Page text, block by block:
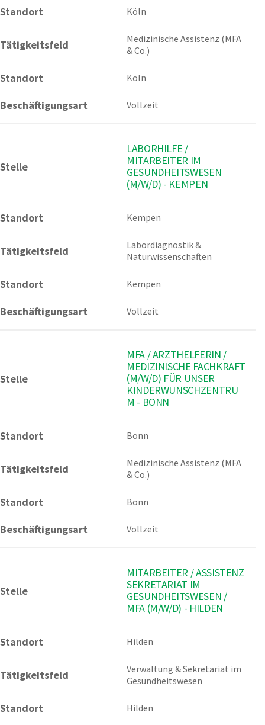
Standort Köln
Tätigkeitsfeld
Medizinische Assistenz (MFA
& Co.)
Standort Köln
Beschäftigungsart Vollzeit
Stelle
LABORHILFE /
MITARBEITER IM
GESUNDHEITSWESEN
(M/W/D) - KEMPEN
Standort Kempen
Tätigkeitsfeld
Labordiagnostik &
Naturwissenschaften
Standort Kempen
Beschäftigungsart Vollzeit
Stelle
MFA / ARZTHELFERIN /
MEDIZINISCHE FACHKRAFT
(M/W/D) FÜR UNSER
KINDERWUNSCHZENTRU
M - BONN
Standort Bonn
Tätigkeitsfeld
Medizinische Assistenz (MFA
& Co.)
Standort Bonn
Beschäftigungsart Vollzeit
Stelle
MITARBEITER / ASSISTENZ
SEKRETARIAT IM
GESUNDHEITSWESEN /
MFA (M/W/D) - HILDEN
Standort Hilden
Tätigkeitsfeld
Verwaltung & Sekretariat im
Gesundheitswesen
Standort Hilden